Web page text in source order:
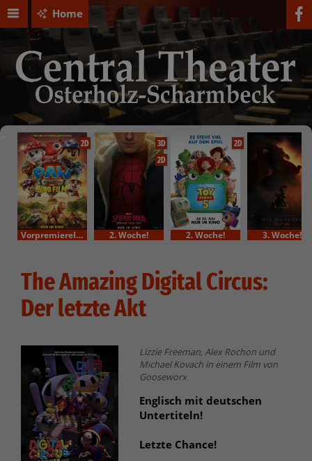
Home
2D
VorpremiereIm Bundesstart
3D
2D
2. Woche!
2D
2. Woche! 3. Woche!
The Amazing Digital Circus:
Der letzte Akt
Lizzie Freeman, Alex Rochon und
Michael Kovach in einem Film von
Gooseworx
Englisch mit deutschen
Untertiteln!
Letzte Chance!